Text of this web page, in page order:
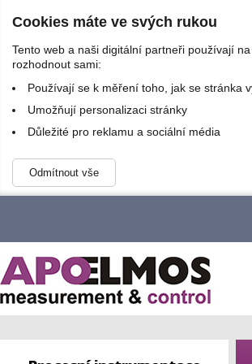
Cookies máte ve svých rukou
Tento web a naši digitální partneři používají
rozhodnout sami:
Používají se k měření toho, jak se stránka
Umožňují personalizaci stránky
Důležité pro reklamu a sociální média
Odmítnout vše